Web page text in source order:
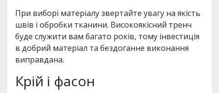
При виборі матеріалу звертайте увагу на якість
швів і обробки тканини. Високоякісний тренч
буде служити вам багато років, тому інвестиція
в добрий матеріал та бездоганне виконання
виправдана.
Крій і фасон